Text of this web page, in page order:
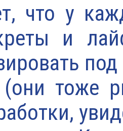
что у
и
(они тоже